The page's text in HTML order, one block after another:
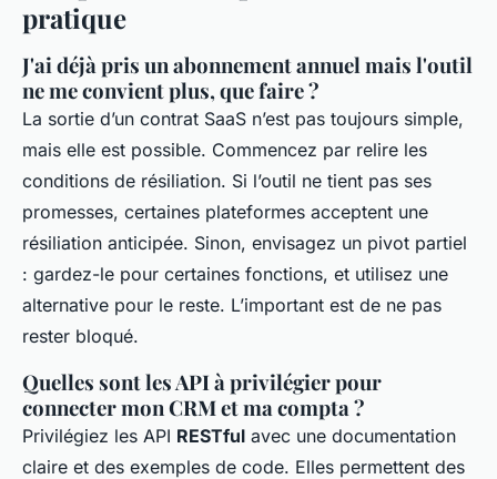
pratique
J'ai déjà pris un abonnement annuel mais l'outil
ne me convient plus, que faire ?
La sortie d’un contrat SaaS n’est pas toujours simple,
mais elle est possible. Commencez par relire les
conditions de résiliation. Si l’outil ne tient pas ses
promesses, certaines plateformes acceptent une
résiliation anticipée. Sinon, envisagez un pivot partiel
: gardez-le pour certaines fonctions, et utilisez une
alternative pour le reste. L’important est de ne pas
rester bloqué.
Quelles sont les API à privilégier pour
connecter mon CRM et ma compta ?
Privilégiez les API RESTful avec une documentation
claire et des exemples de code. Elles permettent des